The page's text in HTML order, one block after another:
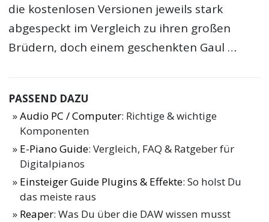
die kostenlosen Versionen jeweils stark
abgespeckt im Vergleich zu ihren großen
Brüdern, doch einem geschenkten Gaul …
PASSEND DAZU
Audio PC / Computer: Richtige & wichtige
Komponenten
E-Piano Guide: Vergleich, FAQ & Ratgeber für
Digitalpianos
Einsteiger Guide Plugins & Effekte: So holst Du
das meiste raus
Reaper: Was Du über die DAW wissen musst